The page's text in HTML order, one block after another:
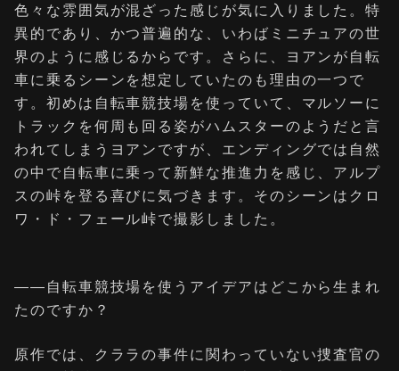
色々な雰囲気が混ざった感じが気に入りました。特
異的であり、かつ普遍的な、いわばミニチュアの世
界のように感じるからです。さらに、ヨアンが自転
車に乗るシーンを想定していたのも理由の一つで
す。初めは自転車競技場を使っていて、マルソーに
トラックを何周も回る姿がハムスターのようだと言
われてしまうヨアンですが、エンディングでは自然
の中で自転車に乗って新鮮な推進力を感じ、アルプ
スの峠を登る喜びに気づきます。そのシーンはクロ
ワ・ド・フェール峠で撮影しました。
――自転車競技場を使うアイデアはどこから生まれ
たのですか？
原作では、クララの事件に関わっていない捜査官の